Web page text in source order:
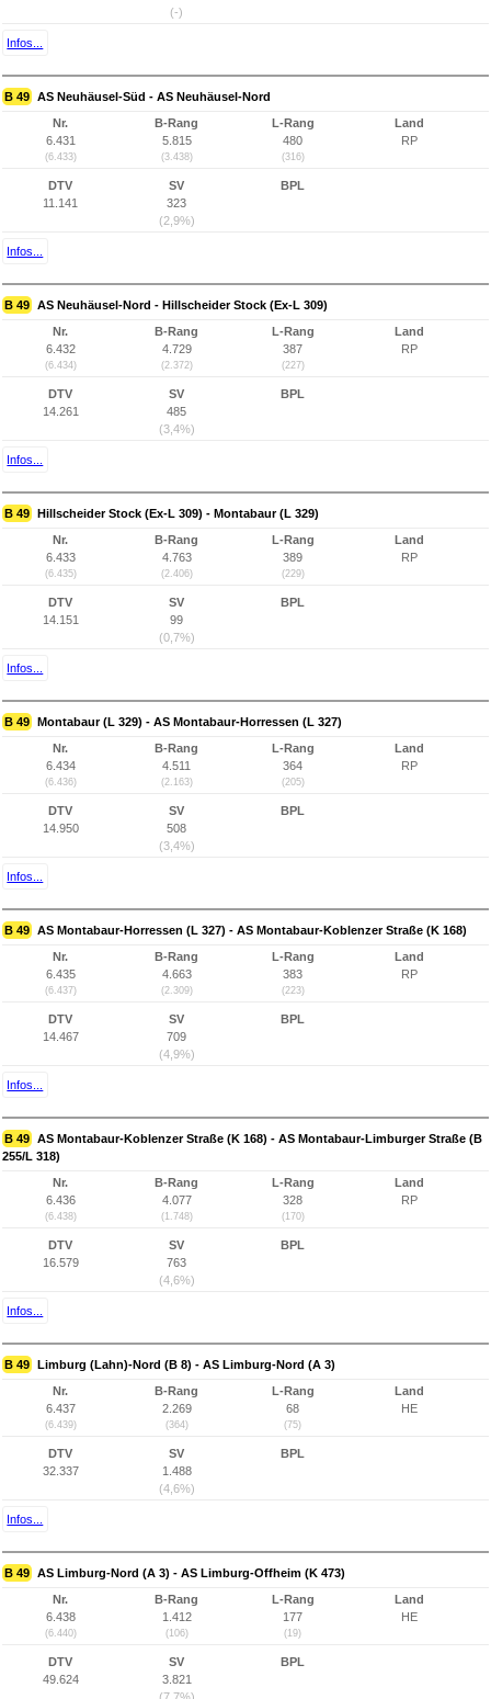
(-)
Infos...
B 49 AS Neuhäusel-Süd - AS Neuhäusel-Nord
Nr.
6.431
(6.433)
B-Rang
5.815
(3.438)
L-Rang
480
(316)
Land
RP
DTV
11.141
SV
323
(2,9%)
BPL
Infos...
B 49 AS Neuhäusel-Nord - Hillscheider Stock (Ex-L 309)
Nr.
6.432
(6.434)
B-Rang
4.729
(2.372)
L-Rang
387
(227)
Land
RP
DTV
14.261
SV
485
(3,4%)
BPL
Infos...
B 49 Hillscheider Stock (Ex-L 309) - Montabaur (L 329)
Nr.
6.433
(6.435)
B-Rang
4.763
(2.406)
L-Rang
389
(229)
Land
RP
DTV
14.151
SV
99
(0,7%)
BPL
Infos...
B 49 Montabaur (L 329) - AS Montabaur-Horressen (L 327)
Nr.
6.434
(6.436)
B-Rang
4.511
(2.163)
L-Rang
364
(205)
Land
RP
DTV
14.950
SV
508
(3,4%)
BPL
Infos...
B 49 AS Montabaur-Horressen (L 327) - AS Montabaur-Koblenzer Straße (K 168)
Nr.
6.435
(6.437)
B-Rang
4.663
(2.309)
L-Rang
383
(223)
Land
RP
DTV
14.467
SV
709
(4,9%)
BPL
Infos...
B 49 AS Montabaur-Koblenzer Straße (K 168) - AS Montabaur-Limburger Straße (B
255/L 318)
Nr.
6.436
(6.438)
B-Rang
4.077
(1.748)
L-Rang
328
(170)
Land
RP
DTV
16.579
SV
763
(4,6%)
BPL
Infos...
B 49 Limburg (Lahn)-Nord (B 8) - AS Limburg-Nord (A 3)
Nr.
6.437
(6.439)
B-Rang
2.269
(364)
L-Rang
68
(75)
Land
HE
DTV
32.337
SV
1.488
(4,6%)
BPL
Infos...
B 49 AS Limburg-Nord (A 3) - AS Limburg-Offheim (K 473)
Nr.
6.438
(6.440)
B-Rang
1.412
(106)
L-Rang
177
(19)
Land
HE
DTV
49.624
SV
3.821
BPL